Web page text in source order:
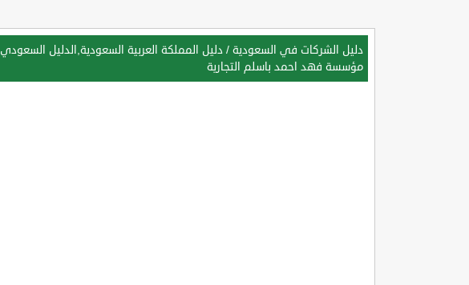
دليل الشركات في السعودية / دليل المملكة العربية السعودية,الدليل السعودي
مؤسسة فهد احمد باسلم التجارية